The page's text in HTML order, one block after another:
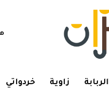
الربابة زاوية خردواتي